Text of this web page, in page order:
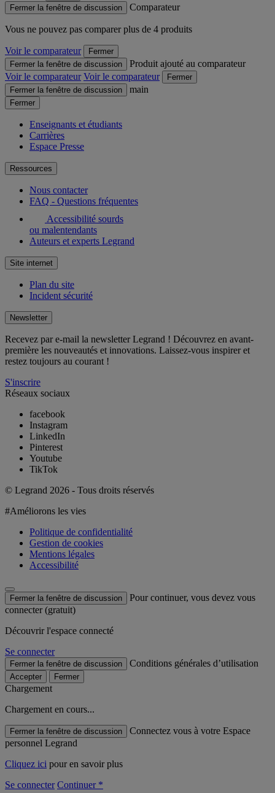
Fermer la fenêtre de discussion
Comparateur
Vous ne pouvez pas comparer plus de 4 produits
Voir le comparateur
Fermer
Fermer la fenêtre de discussion
Produit ajouté au comparateur
Voir le comparateur Voir le comparateur
Fermer
Fermer la fenêtre de discussion
main
Fermer
Enseignants et étudiants
Carrières
Espace Presse
Ressources
Nous contacter
FAQ - Questions fréquentes
Accessibilité sourds
ou malentendants
Auteurs et experts Legrand
Site internet
Plan du site
Incident sécurité
Newsletter
Recevez par e-mail la newsletter Legrand ! Découvrez en avant-
première les nouveautés et innovations. Laissez-vous inspirer et
restez toujours au courant !
S'inscrire
Réseaux sociaux
facebook
Instagram
LinkedIn
Pinterest
Youtube
TikTok
© Legrand 2026 - Tous droits réservés
#Améliorons les vies
Politique de confidentialité
Gestion de cookies
Mentions légales
Accessibilité
Fermer la fenêtre de discussion
Pour continuer, vous devez vous
connecter (gratuit)
Découvrir l'espace connecté
Se connecter
Fermer la fenêtre de discussion Conditions générales d’utilisation
Accepter Fermer
Chargement
Chargement en cours...
Fermer la fenêtre de discussion
Connectez vous à votre Espace
personnel Legrand
Cliquez ici pour en savoir plus
Se connecter Continuer *